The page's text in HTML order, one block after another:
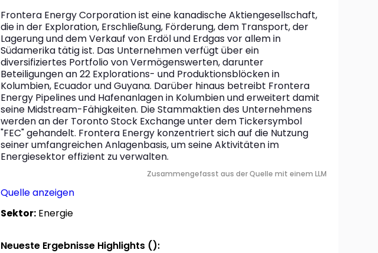
Frontera Energy Corporation ist eine kanadische Aktiengesellschaft,
die in der Exploration, Erschließung, Förderung, dem Transport, der
Lagerung und dem Verkauf von Erdöl und Erdgas vor allem in
Südamerika tätig ist. Das Unternehmen verfügt über ein
diversifiziertes Portfolio von Vermögenswerten, darunter
Beteiligungen an 22 Explorations- und Produktionsblöcken in
Kolumbien, Ecuador und Guyana. Darüber hinaus betreibt Frontera
Energy Pipelines und Hafenanlagen in Kolumbien und erweitert damit
seine Midstream-Fähigkeiten. Die Stammaktien des Unternehmens
werden an der Toronto Stock Exchange unter dem Tickersymbol
"FEC" gehandelt. Frontera Energy konzentriert sich auf die Nutzung
seiner umfangreichen Anlagenbasis, um seine Aktivitäten im
Energiesektor effizient zu verwalten.
Zusammengefasst aus der Quelle mit einem LLM
Quelle anzeigen
Sektor: Energie
Neueste Ergebnisse Highlights ():